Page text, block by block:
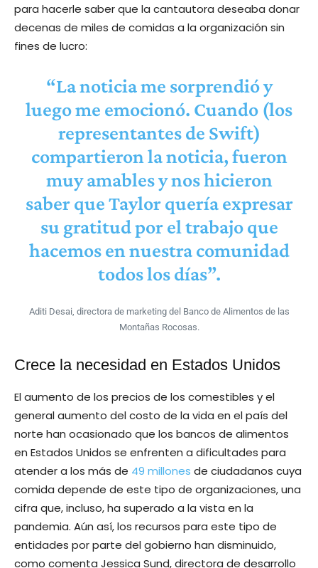
para hacerle saber que la cantautora deseaba donar
decenas de miles de comidas a la organización sin
fines de lucro:
“La noticia me sorprendió y
luego me emocionó. Cuando (los
representantes de Swift)
compartieron la noticia, fueron
muy amables y nos hicieron
saber que Taylor quería expresar
su gratitud por el trabajo que
hacemos en nuestra comunidad
todos los días”.
Aditi Desai, directora de marketing del Banco de Alimentos de las
Montañas Rocosas.
Crece la necesidad en Estados Unidos
El aumento de los precios de los comestibles y el
general aumento del costo de la vida en el país del
norte han ocasionado que los bancos de alimentos
en Estados Unidos se enfrenten a dificultades para
atender a los más de 49 millones de ciudadanos cuya
comida depende de este tipo de organizaciones, una
cifra que, incluso, ha superado a la vista en la
pandemia. Aún así, los recursos para este tipo de
entidades por parte del gobierno han disminuido,
como comenta Jessica Sund, directora de desarrollo